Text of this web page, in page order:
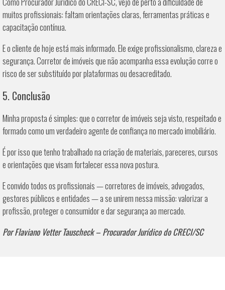
muitos profissionais: faltam orientações claras, ferramentas práticas e
capacitação contínua.
E o cliente de hoje está mais informado. Ele exige profissionalismo, clareza e
segurança. Corretor de imóveis que não acompanha essa evolução corre o
risco de ser substituído por plataformas ou desacreditado.
5. Conclusão
Minha proposta é simples: que o corretor de imóveis seja visto, respeitado e
formado como um verdadeiro agente de confiança no mercado imobiliário.
É por isso que tenho trabalhado na criação de materiais, pareceres, cursos
e orientações que visam fortalecer essa nova postura.
E convido todos os profissionais — corretores de imóveis, advogados,
gestores públicos e entidades — a se unirem nessa missão: valorizar a
profissão, proteger o consumidor e dar segurança ao mercado.
Por Flaviano Vetter Tauscheck – Procurador Jurídico do CRECI/SC